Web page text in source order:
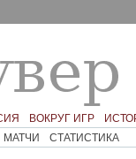
ВОКРУГ ИГР
МАТЧИ СТАТИСТИКА